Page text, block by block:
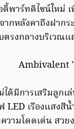
ดี้พาร์ทดีไซน์ใหม่
ากหลังคาถึงฝา
รงกลางบริเวณ
ด้มีการเสริมลูกเ
LED เรืองแสงสี
ามโดดเด่น สวย